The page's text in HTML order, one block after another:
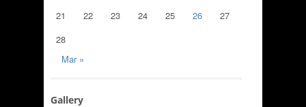
21
22 23 24 25 26
27
28
Mar »
Gallery